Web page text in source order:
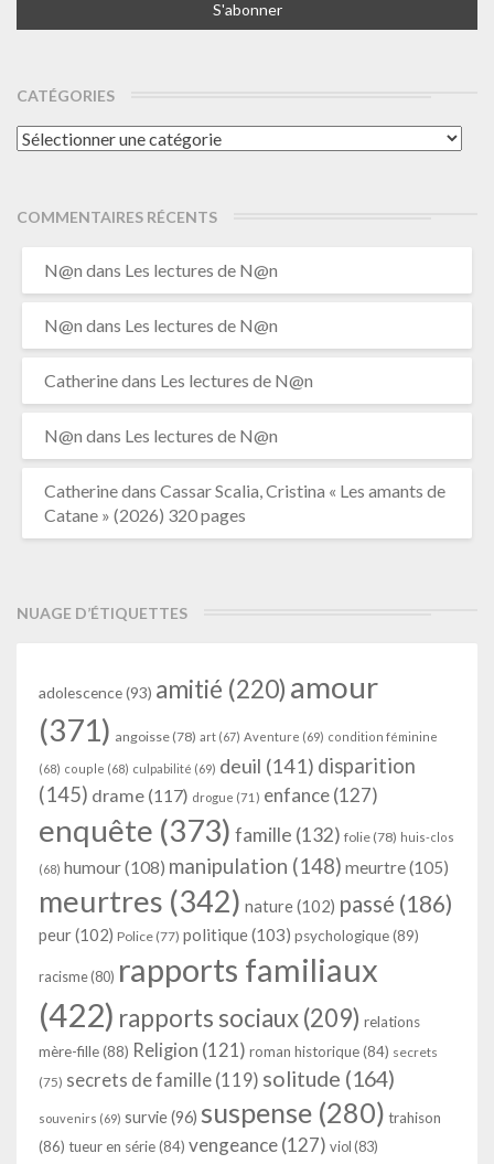
CATÉGORIES
Catégories
COMMENTAIRES RÉCENTS
N@n dans Les lectures de N@n
N@n dans Les lectures de N@n
Catherinedans Les lectures de N@n
N@n dans Les lectures de N@n
Catherinedans Cassar Scalia, Cristina « Les amants de
Catane » (2026) 320 pages
NUAGE D’ÉTIQUETTES
adolescence(93) amitié (220) amour
(371) angoisse (78) art (67) Aventure (69) condition féminine
(68) couple (68) culpabilité (69) deuil (141) disparition
(145) drame (117) drogue (71) enfance(127)
enquête (373) famille (132) folie (78) huis-clos
(68) humour(108) manipulation (148) meurtre(105)
meurtres (342) nature(102) passé (186)
peur(102) Police (77) politique(103) psychologique(89)
racisme (80) rapports familiaux
(422) rapports sociaux(209) relations
mère-fille(88) Religion (121) roman historique(84) secrets
(75) secrets de famille (119) solitude (164)
souvenirs (69) survie(96) suspense (280) trahison
(86) tueur en série(84) vengeance(127) viol (83)